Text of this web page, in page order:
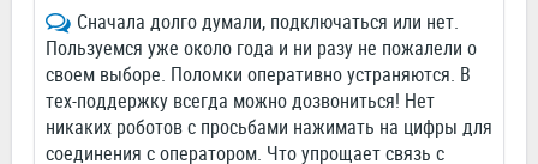
Сначала долго думали, подключаться или нет.
Пользуемся уже около года и ни разу не пожалели о
своем выборе. Поломки оперативно устраняются. В
тех-поддержку всегда можно дозвониться! Нет
никаких роботов с просьбами нажимать на цифры для
соединения с оператором. Что упрощает связь с